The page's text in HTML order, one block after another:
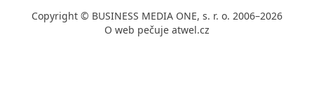
Copyright © BUSINESS MEDIA ONE, s. r. o. 2006–2026